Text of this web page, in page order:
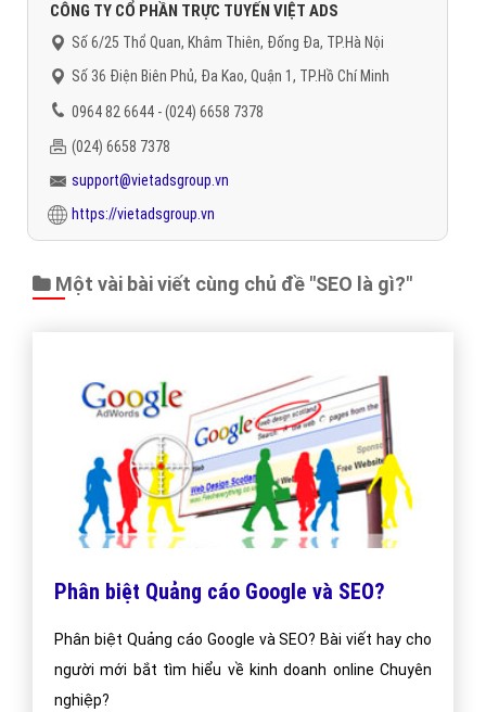
CÔNG TY CỔ PHẦN TRỰC TUYẾN VIỆT ADS
Số 6/25 Thổ Quan, Khâm Thiên, Đống Đa, TP.Hà Nội
Số 36 Điện Biên Phủ, Đa Kao, Quận 1, TP.Hồ Chí Minh
0964 82 6644 - (024) 6658 7378
(024) 6658 7378
support@vietadsgroup.vn
https://vietadsgroup.vn
Một vài bài viết cùng chủ đề "SEO là gì?"
Phân biệt Quảng cáo Google và SEO?
Phân biệt Quảng cáo Google và SEO? Bài viết hay cho
người mới bắt tìm hiểu về kinh doanh online Chuyên
nghiệp?